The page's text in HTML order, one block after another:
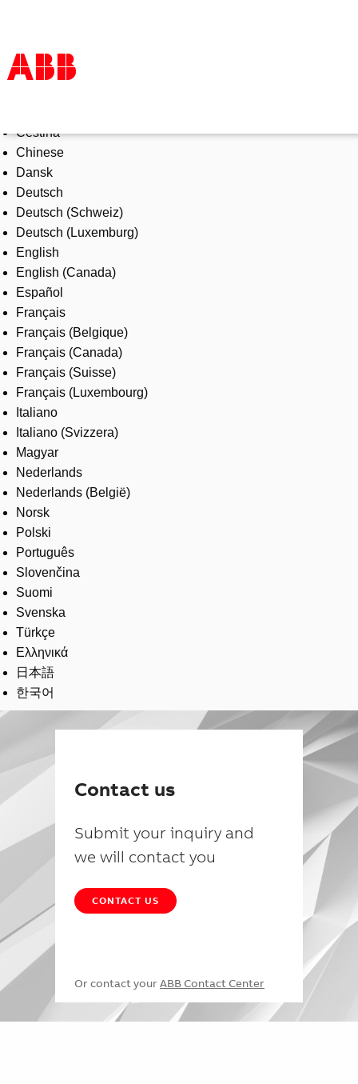
Products & Solutions
Industries
Services
About us
Where to buy
Contact us
Careers
Čeština
Chinese
Dansk
Deutsch
Deutsch (Schweiz)
Deutsch (Luxemburg)
English
English (Canada)
Español
Français
Français (Belgique)
Français (Canada)
Français (Suisse)
Français (Luxembourg)
Italiano
Italiano (Svizzera)
Magyar
Nederlands
Nederlands (België)
Norsk
Polski
Português
Slovenčina
Suomi
Svenska
Türkçe
Ελληνικά
日本語
한국어
Contact us
Submit your inquiry and
we will contact you
CONTACT US
Or contact your ABB Contact Center